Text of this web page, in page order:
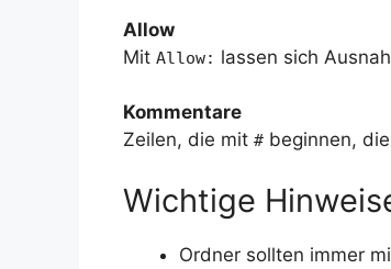
Allow
Mit Allow: lassen sich
Kommentare
Zeilen, die mit # beginnen,
Wichtige
Ordner sollten immer